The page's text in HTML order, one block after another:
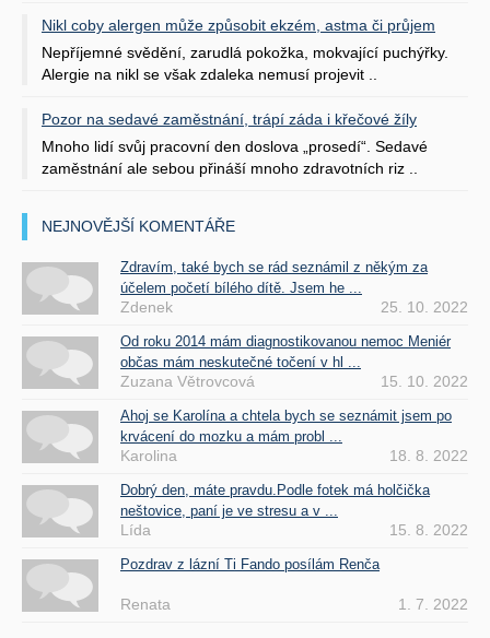
Nikl coby alergen může způsobit ekzém, astma či průjem
Nepříjemné svědění, zarudlá pokožka, mokvající puchýřky.
Alergie na nikl se však zdaleka nemusí projevit ..
Pozor na sedavé zaměstnání, trápí záda i křečové žíly
Mnoho lidí svůj pracovní den doslova „prosedí“. Sedavé
zaměstnání ale sebou přináší mnoho zdravotních riz ..
NEJNOVĚJŠÍ KOMENTÁŘE
Zdravím, také bych se rád seznámil z někým za
účelem početí bílého dítě. Jsem he ...
Zdenek 25. 10. 2022
Od roku 2014 mám diagnostikovanou nemoc Meniér
občas mám neskutečné točení v hl ...
Zuzana Větrovcová 15. 10. 2022
Ahoj se Karolína a chtela bych se seznámit jsem po
krvácení do mozku a mám probl ...
Karolina 18. 8. 2022
Dobrý den, máte pravdu.Podle fotek má holčička
neštovice, paní je ve stresu a v ...
Lída 15. 8. 2022
Pozdrav z lázní Ti Fando posílám Renča
Renata 1. 7. 2022